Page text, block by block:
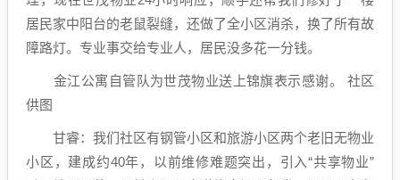
居民家中阳台的老鼠裂缝，还做了全小区消杀，换了所有故
障路灯。专业事交给专业人，居民没多花一分钱。
金江公寓自管队为世茂物业送上锦旗表示感谢。 社区
供图
甘睿：我们社区有钢管小区和旅游小区两个老旧无物业
小区，建成约40年，以前维修难题突出，引入“共享物业”